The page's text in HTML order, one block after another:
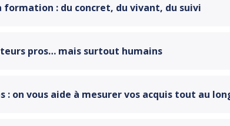
formation : du concret, du vivant, du suivi
pros… mais surtout humains
: on vous aide à mesurer vos acquis tout au